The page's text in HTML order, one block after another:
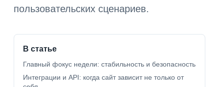
пользовательских сценариев.
В статье
Главный фокус недели: стабильность и безопасность
Интеграции и API: когда сайт зависит не только от